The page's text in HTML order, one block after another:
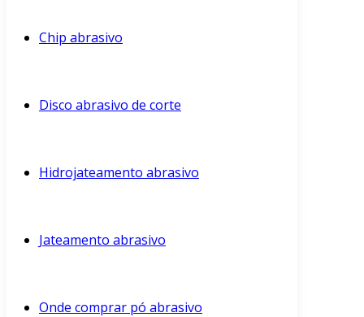
Chip abrasivo
Disco abrasivo de corte
Hidrojateamento abrasivo
Jateamento abrasivo
Onde comprar pó abrasivo